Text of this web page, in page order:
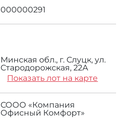
000000291
Минская обл., г. Слуцк, ул.
Стародорожская, 22А
Показать лот на карте
СООО «Компания
Офисный Комфорт»